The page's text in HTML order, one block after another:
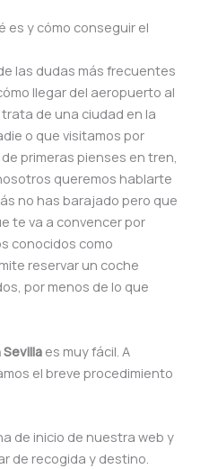
es y cómo conseguir el
las dudas más frecuentes
llegar del aeropuerto al
de una ciudad en la
o que visitamos por
primeras pienses en tren,
queremos hablarte
no has barajado pero que
te va a convencer por
conocidos como
reservar un coche
por menos de lo que
es muy fácil. A
el breve procedimiento
de inicio de nuestra web y
de recogida y destino.